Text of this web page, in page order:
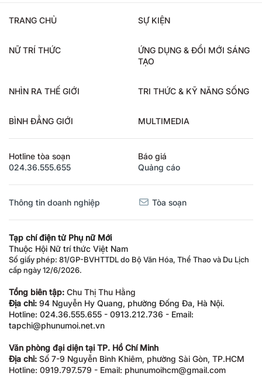
TRANG CHỦ SỰ KIỆN
NỮ TRÍ THỨC
ỨNG DỤNG & ĐỔI MỚI SÁNG
TẠO
NHÌN RA THẾ GIỚI TRI THỨC & KỸ NĂNG SỐNG
BÌNH ĐẲNG GIỚI MULTIMEDIA
Hotline tòa soạn
024.36.555.655
Báo giá
Quảng cáo
Thông tin doanh nghiệp Tòa soạn
Tạp chí điện tử Phụ nữ Mới
Thuộc Hội Nữ trí thức Việt Nam
Số giấy phép: 81/GP-BVHTTDL do Bộ Văn Hóa, Thể Thao và Du Lịch
cấp ngày 12/6/2026.
Tổng biên tập: Chu Thị Thu Hằng
Địa chỉ: 94 Nguyễn Hy Quang, phường Đống Đa, Hà Nội.
Hotline: 024.36.555.655 - 0913.212.736 - Email:
tapchi@phunumoi.net.vn
Văn phòng đại diện tại TP. Hồ Chí Minh
Địa chỉ: Số 7-9 Nguyễn Bỉnh Khiêm, phường Sài Gòn, TP.HCM
Hotline: 0919.797.579 - Email: phunumoihcm@gmail.com